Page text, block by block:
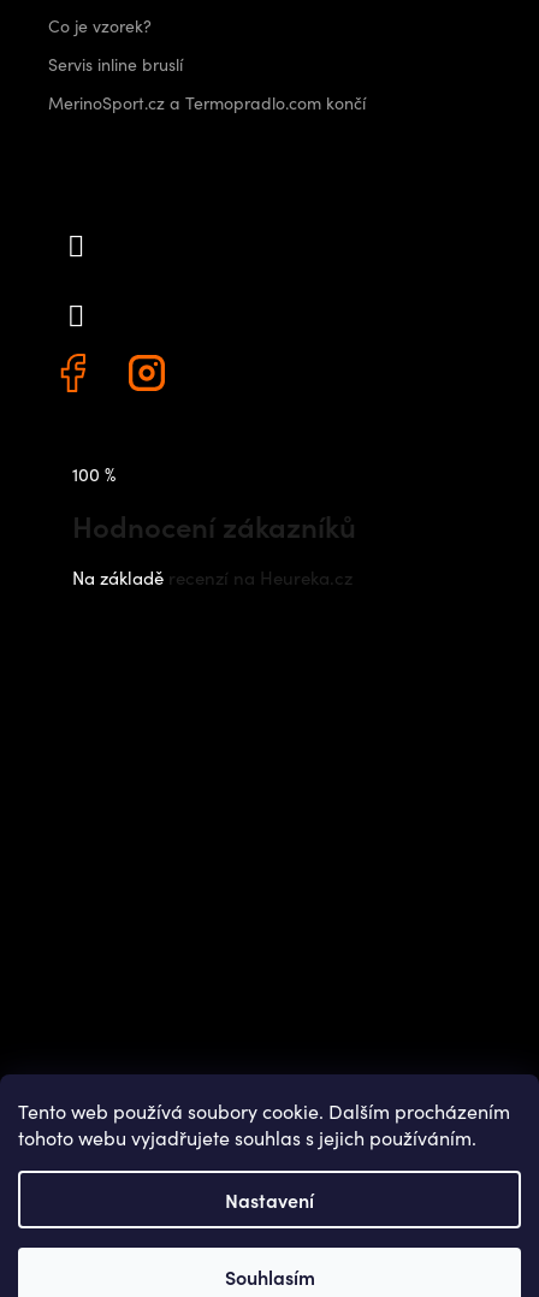
Tento web používá soubory cookie. Dalším procházením
tohoto webu vyjadřujete souhlas s jejich používáním.
Nastavení
Souhlasím
Co je vzorek?
Servis inline bruslí
MerinoSport.cz a Termopradlo.com končí
100 %
Hodnocení zákazníků
Na základě recenzí na Heureka.cz
Vytvořil Shoptet
Copyright 2026OUTDOOR SHOPS. Všechna práva vyhrazena.